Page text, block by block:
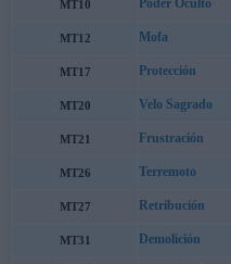
MT10 Poder Oculto
MT12 Mofa
MT17 Protección
MT20 Velo Sagrado
MT21 Frustración
MT26 Terremoto
MT27 Retribución
MT31 Demolición